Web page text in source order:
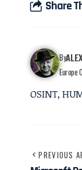
Share
By
Europe
OSINT,
PREVIOUS